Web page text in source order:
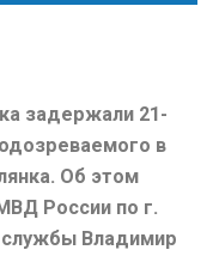
задержали 21-
в
Об этом
России по г.
службы Владимир